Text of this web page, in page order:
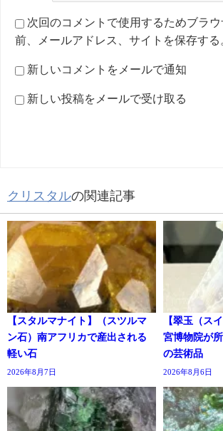
次回のコメントで使用するためブラ
前、メールアドレス、サイトを保存する
新しいコメントをメールで通知
新しい投稿をメールで受け取る
クリスタルの関連記事
【スタルマナイト】（スツルマ
ン石）南アフリカで産出される
軽い石
2026年8月7日
【翠玉（ス
宮博物院が
の芸術品
2026年8月6日